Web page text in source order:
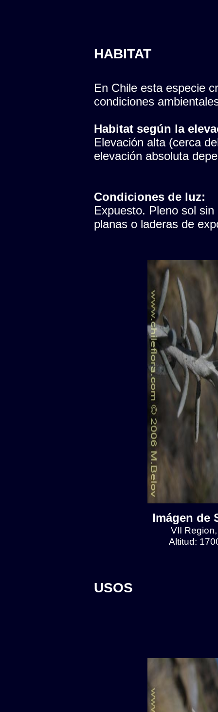
HABITAT
En Chile esta especie
condiciones
Habitat según la
Elevación alta (cerca
elevación absoluta
Condiciones de luz:
Expuesto. Pleno sol
planas o laderas de
Imágen de
VII
Altitud:
USOS